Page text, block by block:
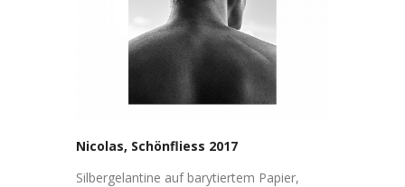
Nicolas, Schönfliess 2017
Silbergelantine auf barytiertem Papier,